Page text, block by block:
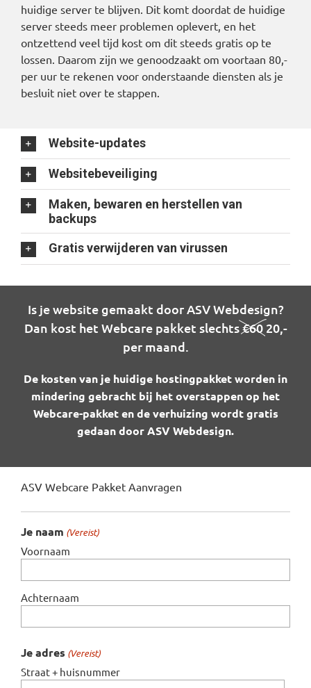
huidige server te blijven. Dit komt doordat de huidige
server steeds meer problemen oplevert, en het
ontzettend veel tijd kost om dit steeds gratis op te
lossen. Daarom zijn we genoodzaakt om voortaan 80,-
per uur te rekenen voor onderstaande diensten als je
besluit niet over te stappen.
Website-updates
Websitebeveiliging
Maken, bewaren en herstellen van
backups
Gratis verwijderen van virussen
Is je website gemaakt door ASV Webdesign?
Dan kost het Webcare pakket slechts€60 20,-
per maand.
De kosten van je huidige hostingpakket worden in
mindering gebracht bij het overstappen op het
Webcare-pakket en de verhuizing wordt gratis
gedaan door ASV Webdesign.
ASV Webcare Pakket Aanvragen
Je naam (Vereist)
Voornaam
Achternaam
Je adres (Vereist)
Straat + huisnummer